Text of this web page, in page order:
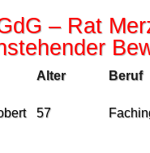
– Rat
Alter Beruf
57